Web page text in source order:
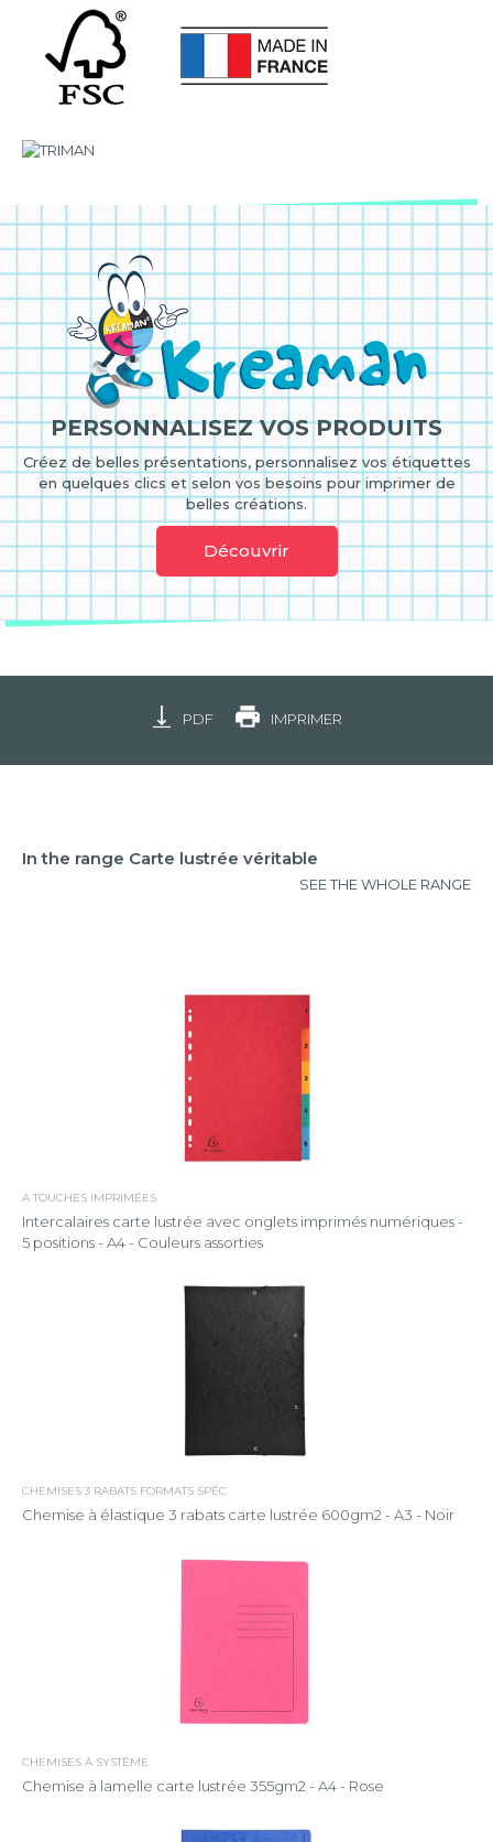
PERSONNALISEZ VOS PRODUITS
Créez de belles présentations, personnalisez vos étiquettes
en quelques clics et selon vos besoins pour imprimer de
belles créations.
Découvrir
PDF IMPRIMER
In the range Carte lustrée véritable
SEE THE WHOLE RANGE
A TOUCHES IMPRIMÉES
Intercalaires carte lustrée avec onglets imprimés numériques -
5 positions - A4 - Couleurs assorties
CHEMISES 3 RABATS FORMATS SPÉC
Chemise à élastique 3 rabats carte lustrée 600gm2 - A3 - Noir
CHEMISES À SYSTÈME
Chemise à lamelle carte lustrée 355gm2 - A4 - Rose